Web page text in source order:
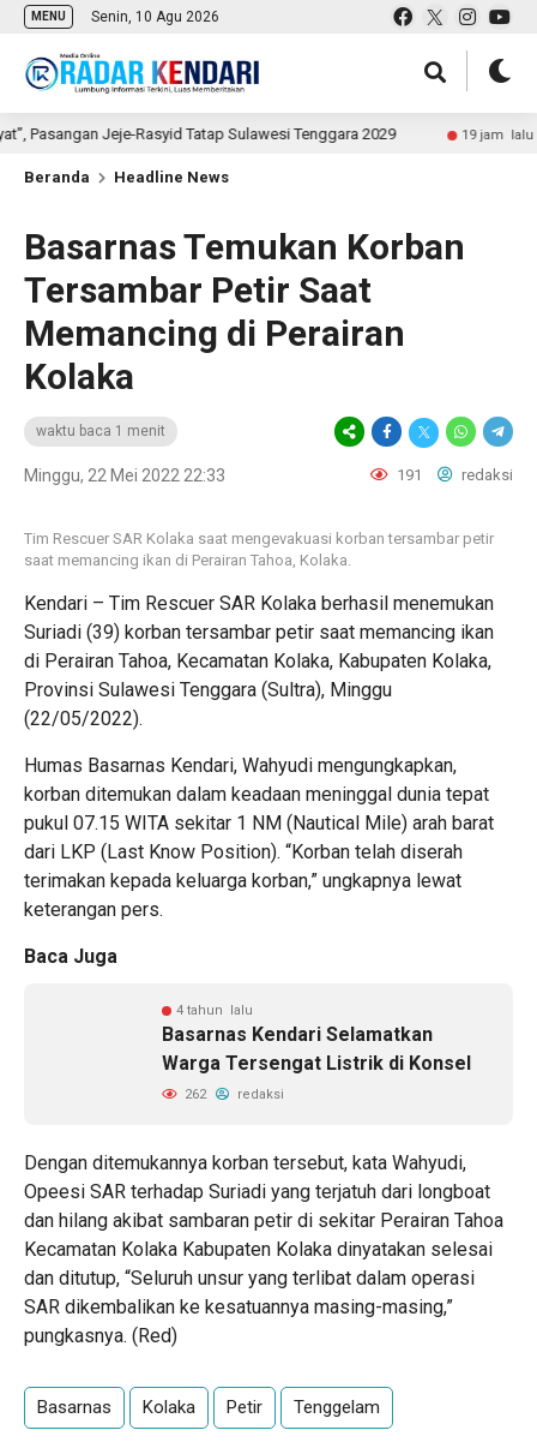
MENU Senin, 10 Agu 2026
Jeje-Rasyid Tatap Sulawesi Tenggara 2029 19 jam lalu
Beranda Headline News
Basarnas Temukan Korban
Tersambar Petir Saat
Memancing di Perairan
Kolaka
waktu baca 1 menit
Minggu, 22 Mei 2022 22:33 191 redaksi
Tim Rescuer SAR Kolaka saat mengevakuasi korban tersambar petir
saat memancing ikan di Perairan Tahoa, Kolaka.
Kendari – Tim Rescuer SAR Kolaka berhasil menemukan
Suriadi (39) korban tersambar petir saat memancing ikan
di Perairan Tahoa, Kecamatan Kolaka, Kabupaten Kolaka,
Provinsi Sulawesi Tenggara (Sultra), Minggu
(22/05/2022).
Humas Basarnas Kendari, Wahyudi mengungkapkan,
korban ditemukan dalam keadaan meninggal dunia tepat
pukul 07.15 WITA sekitar 1 NM (Nautical Mile) arah barat
dari LKP (Last Know Position). “Korban telah diserah
terimakan kepada keluarga korban,” ungkapnya lewat
keterangan pers.
Baca Juga
4 tahun lalu
Basarnas Kendari Selamatkan
Warga Tersengat Listrik di Konsel
262 redaksi
Dengan ditemukannya korban tersebut, kata Wahyudi,
Opeesi SAR terhadap Suriadi yang terjatuh dari longboat
dan hilang akibat sambaran petir di sekitar Perairan Tahoa
Kecamatan Kolaka Kabupaten Kolaka dinyatakan selesai
dan ditutup, “Seluruh unsur yang terlibat dalam operasi
SAR dikembalikan ke kesatuannya masing-masing,”
pungkasnya. (Red)
Basarnas Kolaka Petir Tenggelam